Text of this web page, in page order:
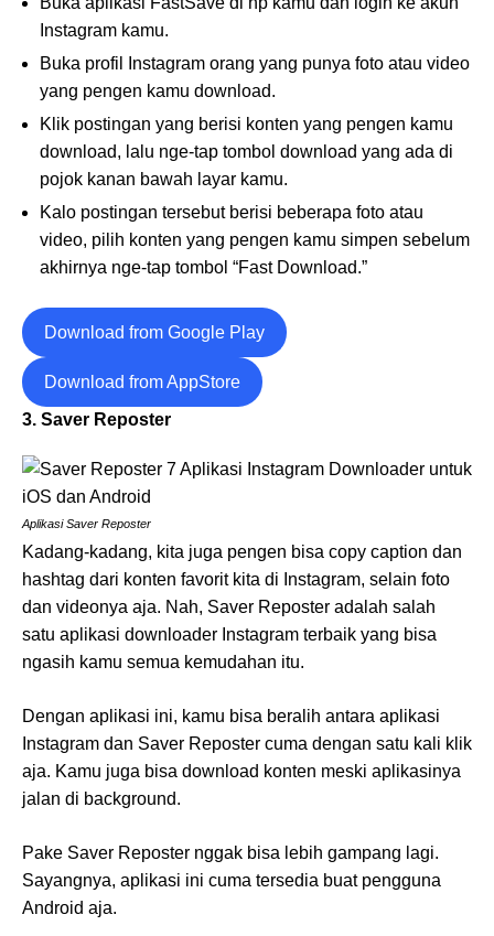
Instagram kamu.
Buka profil Instagram orang yang punya foto atau video
yang pengen kamu download.
Klik postingan yang berisi konten yang pengen kamu
download, lalu nge-tap tombol download yang ada di
pojok kanan bawah layar kamu.
Kalo postingan tersebut berisi beberapa foto atau
video, pilih konten yang pengen kamu simpen sebelum
akhirnya nge-tap tombol “Fast Download.”
Download from Google Play
Download from AppStore
3. Saver Reposter
Aplikasi Saver Reposter
Kadang-kadang, kita juga pengen bisa copy caption dan
hashtag dari konten favorit kita di Instagram, selain foto
dan videonya aja. Nah, Saver Reposter adalah salah
satu aplikasi downloader Instagram terbaik yang bisa
ngasih kamu semua kemudahan itu.
Dengan aplikasi ini, kamu bisa beralih antara aplikasi
Instagram dan Saver Reposter cuma dengan satu kali klik
aja. Kamu juga bisa download konten meski aplikasinya
jalan di background.
Pake Saver Reposter nggak bisa lebih gampang lagi.
Sayangnya, aplikasi ini cuma tersedia buat pengguna
Android aja.